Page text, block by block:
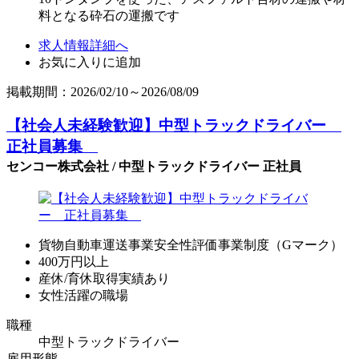
料となる砕石の運搬です
求人情報詳細へ
お気に入りに追加
掲載期間：2026/02/10～2026/08/09
【社会人未経験歓迎】中型トラックドライバー
正社員募集
センコー株式会社 / 中型トラックドライバー 正社員
貨物自動車運送事業安全性評価事業制度（Gマーク）
400万円以上
産休/育休取得実績あり
女性活躍の職場
職種
中型トラックドライバー